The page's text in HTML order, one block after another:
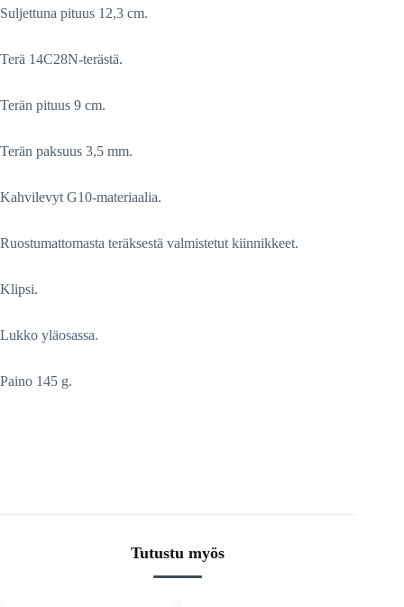
Suljettuna pituus 12,3 cm.
Terä 14C28N-terästä.
Terän pituus 9 cm.
Terän paksuus 3,5 mm.
Kahvilevyt G10-materiaalia.
Ruostumattomasta teräksestä valmistetut kiinnikkeet.
Klipsi.
Lukko yläosassa.
Paino 145 g.
Tutustu myös